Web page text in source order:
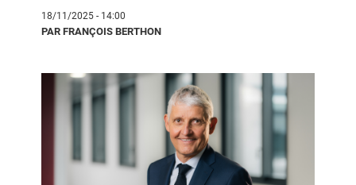
18/11/2025 - 14:00
PAR FRANÇOIS BERTHON